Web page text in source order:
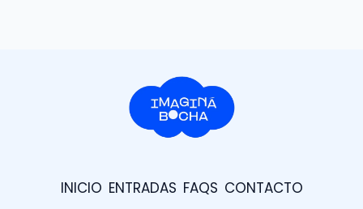
INICIO ENTRADAS FAQS CONTACTO